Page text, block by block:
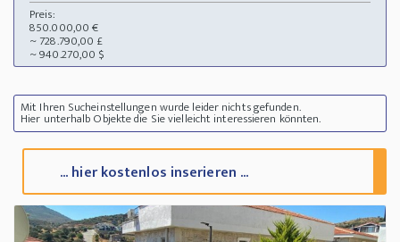
Preis:
850.000,00 €
~ 728.790,00 £
~ 940.270,00 $
Mit Ihren Sucheinstellungen wurde leider nichts gefunden.
Hier unterhalb Objekte die Sie vielleicht interessieren könnten.
... hier kostenlos inserieren ...